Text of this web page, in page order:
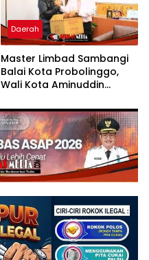
Daerah
Master Limbad Sambangi
Balai Kota Probolinggo,
Wali Kota Aminuddin
Silaturahmi